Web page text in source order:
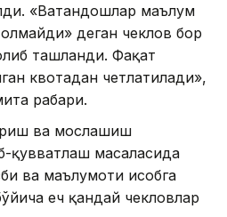
«Ватандошлар маълум
олмайди» деган чеклов бор
ташланди. Фақат
квотадан четлатилади»,
раҳбари.
ва мослашиш
қувватлаш масаласида
ва маълумоти ҳисобга
ҳеч қандай чекловлар